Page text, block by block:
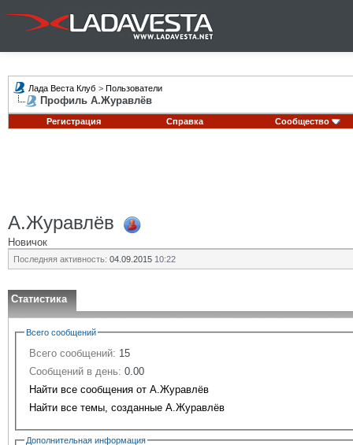
Лада Веста Клуб > Пользователи
Профиль А.Журавлёв
Регистрация Справка Сообщество
А.Журавлёв
Новичок
Последняя активность: 04.09.2015 10:22
Статистика
Всего сообщений
Всего сообщений: 15
Сообщений в день: 0.00
Найти все сообщения от А.Журавлёв
Найти все темы, созданные А.Журавлёв
Дополнительная информация